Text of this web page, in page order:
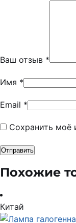
Ваш отзыв *
Имя *
Email *
Сохранить моё
Похожие
Китай